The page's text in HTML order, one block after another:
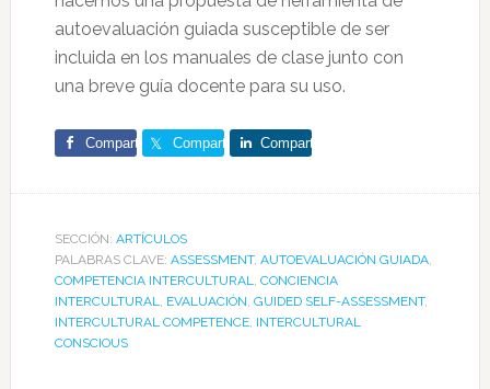
autoevaluación guiada susceptible de ser
incluida en los manuales de clase junto con
una breve guía docente para su uso.
Comparte Comparte Comparte
SECCIÓN: ARTÍCULOS
PALABRAS CLAVE: ASSESSMENT, AUTOEVALUACIÓN GUIADA,
COMPETENCIA INTERCULTURAL, CONCIENCIA
INTERCULTURAL, EVALUACIÓN, GUIDED SELF-ASSESSMENT,
INTERCULTURAL COMPETENCE, INTERCULTURAL
CONSCIOUS